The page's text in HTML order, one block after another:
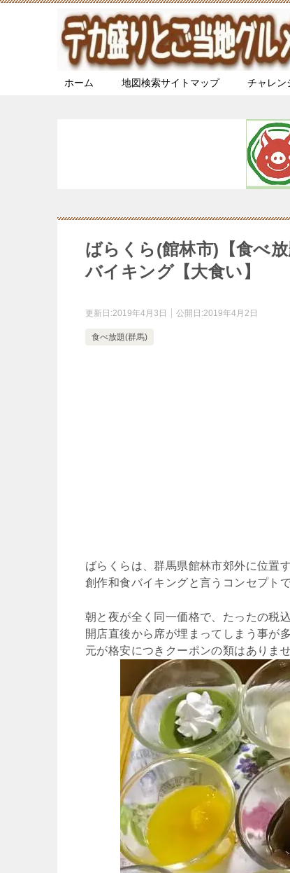
ホーム 地図検索サイトマップ チャレン
ばらくら(館林市)【食べ
バイキング【大食い】
更新日:2019年4月3日 公開日:2019年4月2日
食べ放題(群馬)
ばらくらは、群馬県館林市郊外に位置
創作和食バイキングと言うコンセプト
朝と夜が全く同一価格で、たったの税
開店直後から席が埋まってしまう事が
元が格安につきクーポンの類はありませ